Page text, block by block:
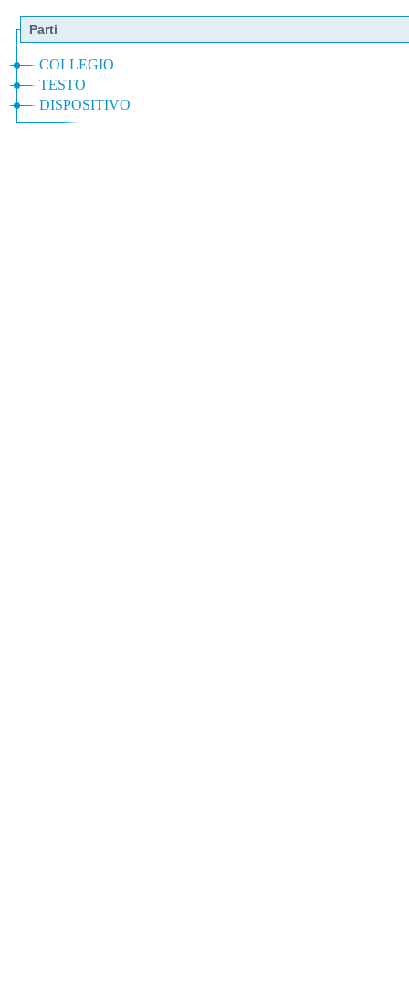
Parti
COLLEGIO
TESTO
DISPOSITIVO